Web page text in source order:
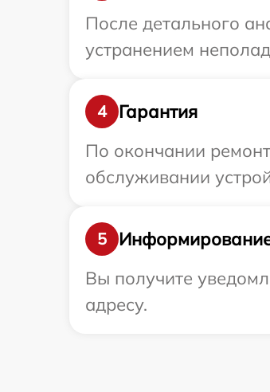
После детального
устранением
4
Гарантия
По окончании
обслуживании
5
Информирование
Вы получите
адресу.